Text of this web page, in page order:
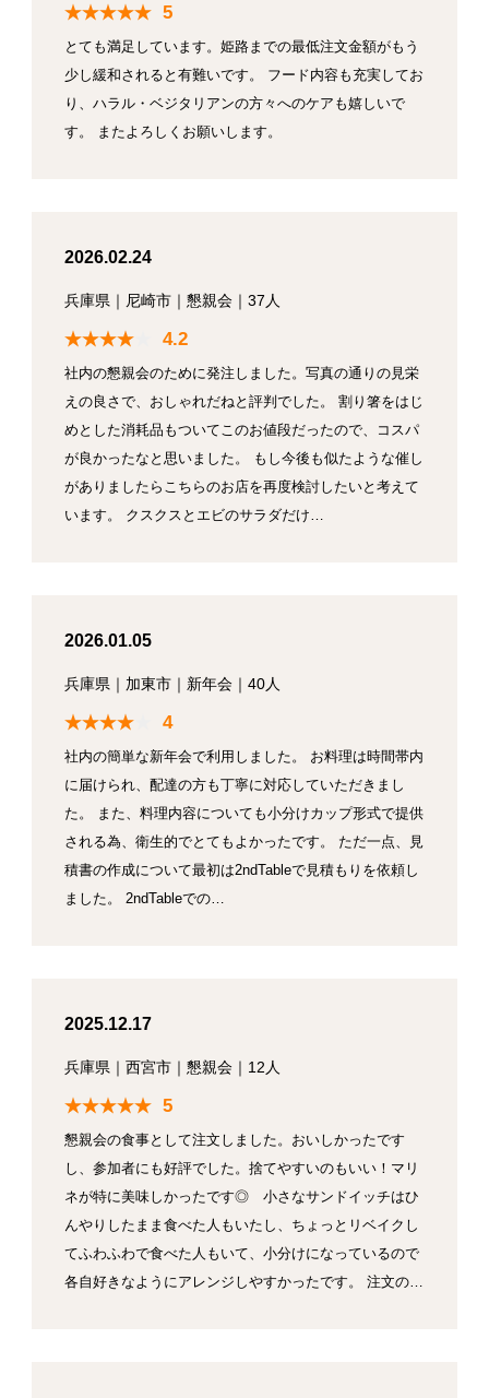
5
とても満足しています。姫路までの最低注文金額がもう
少し緩和されると有難いです。 フード内容も充実してお
り、ハラル・ベジタリアンの方々へのケアも嬉しいで
す。 またよろしくお願いします。
2026.02.24
兵庫県 ｜ 尼崎市｜ 懇親会｜ 37人
4.2
社内の懇親会のために発注しました。写真の通りの見栄
えの良さで、おしゃれだねと評判でした。 割り箸をはじ
めとした消耗品もついてこのお値段だったので、コスパ
が良かったなと思いました。 もし今後も似たような催し
がありましたらこちらのお店を再度検討したいと考えて
います。 クスクスとエビのサラダだけ…
2026.01.05
兵庫県 ｜ 加東市｜ 新年会｜ 40人
4
社内の簡単な新年会で利用しました。 お料理は時間帯内
に届けられ、配達の方も丁寧に対応していただきまし
た。 また、料理内容についても小分けカップ形式で提供
される為、衛生的でとてもよかったです。 ただ一点、見
積書の作成について最初は2ndTableで見積もりを依頼し
ました。 2ndTableでの…
2025.12.17
兵庫県 ｜ 西宮市｜ 懇親会｜ 12人
5
懇親会の食事として注文しました。おいしかったです
し、参加者にも好評でした。捨てやすいのもいい！マリ
ネが特に美味しかったです◎ 小さなサンドイッチはひ
んやりしたまま食べた人もいたし、ちょっとリベイクし
てふわふわで食べた人もいて、小分けになっているので
各自好きなようにアレンジしやすかったです。 注文の…